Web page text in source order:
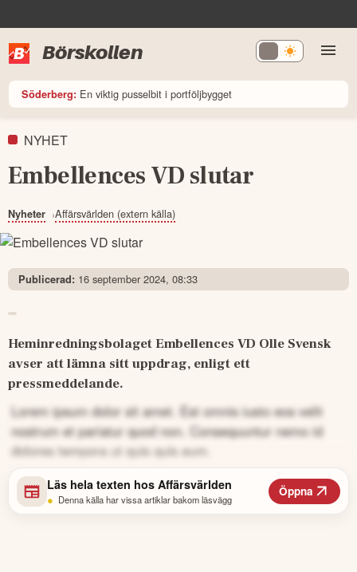
Börskollen
Söderberg: En viktig pusselbit i portföljbygget
NYHET
Embellences VD slutar
Nyheter Affärsvärlden (extern källa)
Publicerad: 16 september 2024, 08:33
Heminredningsbolaget Embellences VD Olle Svensk
avser att lämna sitt uppdrag, enligt ett
pressmeddelande.
Lorem ipsum dolor sit amet. Est omnis iusto eos velit
nostrum et pariatur quod non. Consequuntur nemo id
dolores tempora ut quis quis eum.
Läs hela texten hos Affärsvärlden
• Denna källa har vissa artiklar bakom läsvägg
Öppna